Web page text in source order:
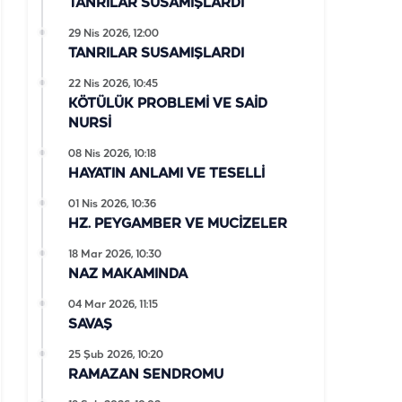
TANRILAR SUSAMIŞLARDI
TANRILAR SUSAMIŞLARDI
29 Nis 2026, 12:00
KÖTÜLÜK PROBLEMİ VE SAİD
NURSİ
22 Nis 2026, 10:45
HAYATIN ANLAMI VE TESELLİ
08 Nis 2026, 10:18
HZ. PEYGAMBER VE MUCİZELER
01 Nis 2026, 10:36
NAZ MAKAMINDA
18 Mar 2026, 10:30
SAVAŞ
04 Mar 2026, 11:15
RAMAZAN SENDROMU
25 Şub 2026, 10:20